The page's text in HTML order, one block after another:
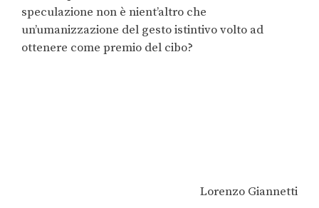
speculazione non è nient’altro che
un’umanizzazione del gesto istintivo volto ad
ottenere come premio del cibo?
Lorenzo Giannetti